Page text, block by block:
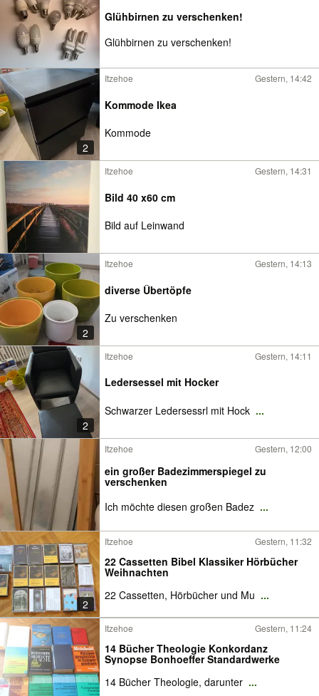
Glühbirnen zu verschenken!
Glühbirnen zu verschenken!
2
Itzehoe Gestern, 14:42
Kommode Ikea
Kommode
Itzehoe Gestern, 14:31
Bild 40 x60 cm
Bild auf Leinwand
2
Itzehoe Gestern, 14:13
diverse Übertöpfe
Zu verschenken
2
Itzehoe Gestern, 14:11
Ledersessel mit Hocker
Schwarzer Ledersessrl mit Hock ...
Itzehoe Gestern, 12:00
ein großer Badezimmerspiegel zu
verschenken
Ich möchte diesen großen Badez ...
2
Itzehoe Gestern, 11:32
22 Cassetten Bibel Klassiker Hörbücher
Weihnachten
22 Cassetten, Hörbücher und Mu ...
Itzehoe Gestern, 11:24
14 Bücher Theologie Konkordanz
Synopse Bonhoeffer Standardwerke
14 Bücher Theologie, darunter ...